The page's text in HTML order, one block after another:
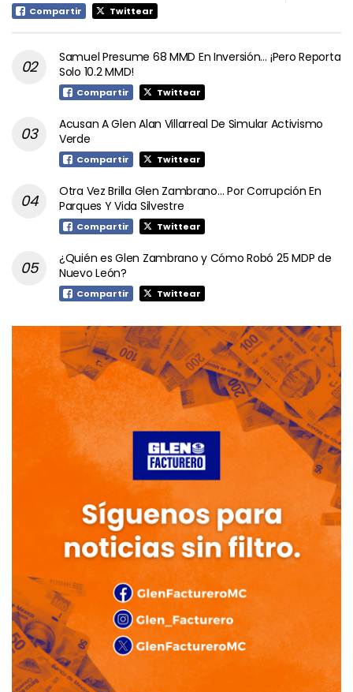
Compartir Twittear
Samuel Presume 68 MMD En Inversión… ¡Pero Reporta
Solo 10.2 MMD!
Compartir Twittear
Acusan A Glen Alan Villarreal De Simular Activismo
Verde
Compartir Twittear
Otra Vez Brilla Glen Zambrano… Por Corrupción En
Parques Y Vida Silvestre
Compartir Twittear
¿Quién es Glen Zambrano y Cómo Robó 25 MDP de
Nuevo León?
Compartir Twittear